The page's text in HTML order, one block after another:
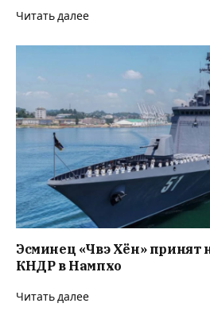
Читать далее
Эсминец «Чвэ Хён» принят
КНДР в Нампхо
Читать далее